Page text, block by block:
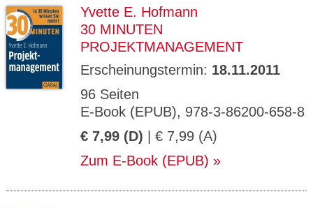
Yvette E. Hofmann
30 MINUTEN
PROJEKTMANAGEMENT
Erscheinungstermin: 18.11.2011
96 Seiten
E-Book (EPUB), 978-3-86200-658-8
€ 7,99 (D) | € 7,99 (A)
Zum E-Book (EPUB)